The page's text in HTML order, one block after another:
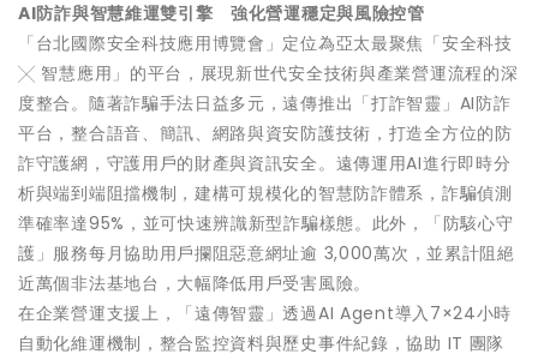
AI防詐與智慧維運雙引擎 強化營運穩定與風險控管
「台北國際安全科技應用博覽會」定位為亞太最聚焦「安全科技
╳ 智慧應用」的平台，展現新世代安全技術與產業營運流程的深
度整合。隨著詐騙手法日益多元，遠傳推出「打詐智靈」AI防詐
平台，整合語音、簡訊、網路與資安防護技術，打造全方位的防
詐守護網，守護用戶的財產與資訊安全。遠傳運用AI進行即時分
析與端到端阻擋機制，建構可規模化的智慧防詐體系，詐騙偵測
準確率達95%，並可快速辨識新型詐騙樣態。此外，「防駭心守
護」服務每月協助用戶攔阻惡意網址逾 3,000萬次，並累計阻絕
近萬個非法基地台，大幅降低用戶受害風險。
在企業營運支援上，「遠傳智靈」透過AI Agent導入7×24小時
自動化維運機制，整合監控資料與歷史事件紀錄，協助 IT 團隊